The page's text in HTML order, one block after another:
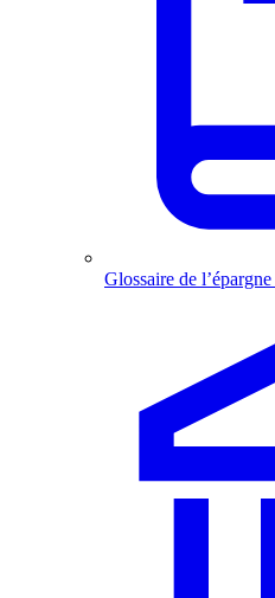
Glossaire de l’épargne